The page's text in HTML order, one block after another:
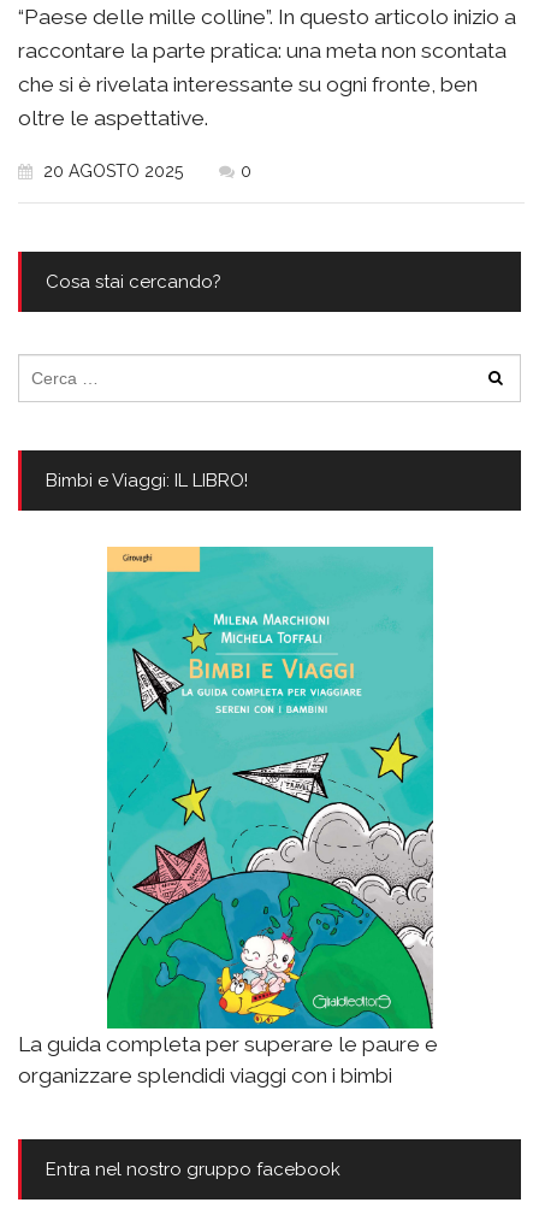
“Paese delle mille colline”. In questo articolo inizio a
raccontare la parte pratica: una meta non scontata
che si è rivelata interessante su ogni fronte, ben
oltre le aspettative.
20 AGOSTO 2025 0
Cosa stai cercando?
per:
Bimbi e Viaggi: IL LIBRO!
La guida completa per superare le paure e
organizzare splendidi viaggi con i bimbi
Entra nel nostro gruppo facebook